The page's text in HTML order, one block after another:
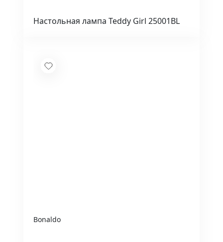
Настольная лампа Teddy Girl 25001BL
Bonaldo